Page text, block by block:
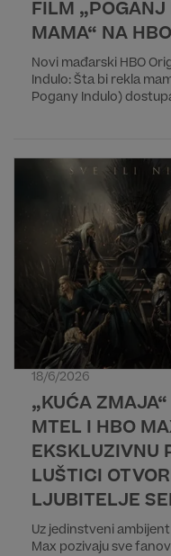
FILM „POGANJ
MAMA“ NA
Novi mađarski HBO
Indulo: Šta bi rekla
Pogany Indulo)
18/6/2026
„KUĆA
MTEL I HBO
EKSKLUZIVNU
LUŠTICI
LJUBITELJE
Uz jedinstveni
Max pozivaju sve